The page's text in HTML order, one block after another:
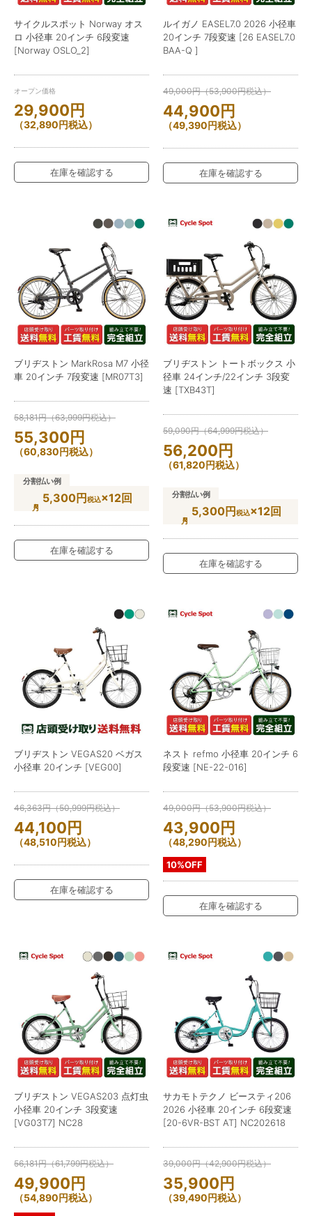
サイクルスポット Norway オス
ロ 小径車 20インチ 6段変速
[Norway OSLO_2]
オープン価格
29,900円
（32,890円税込）
在庫を確認する
ルイガノ EASEL7.0 2026 小径車
20インチ 7段変速 [26 EASEL7.0
BAA-Q ]
49,000円（53,900円税込）
44,900円
（49,390円税込）
在庫を確認する
ブリヂストン MarkRosa M7 小径
車 20インチ 7段変速 [MR07T3]
58,181円（63,999円税込）
55,300円
（60,830円税込）
分割払い例
5,300円税込×12回
在庫を確認する
ブリヂストン トートボックス 小
径車 24インチ/22インチ 3段変
速 [TXB43T]
59,090円（64,999円税込）
56,200円
（61,820円税込）
分割払い例
5,300円税込×12回
在庫を確認する
ブリヂストン VEGAS20 ベガス
小径車 20インチ [VEG00]
46,363円（50,999円税込）
44,100円
（48,510円税込）
在庫を確認する
ネスト refmo 小径車 20インチ 6
段変速 [NE-22-016]
49,000円（53,900円税込）
43,900円
（48,290円税込）
10%OFF
在庫を確認する
ブリヂストン VEGAS203 点灯虫
小径車 20インチ 3段変速
[VG03T7] NC28
56,181円（61,799円税込）
49,900円
（54,890円税込）
サカモトテクノ ビースティ206
2026 小径車 20インチ 6段変速
[20-6VR-BST AT] NC202618
39,000円（42,900円税込）
35,900円
（39,490円税込）